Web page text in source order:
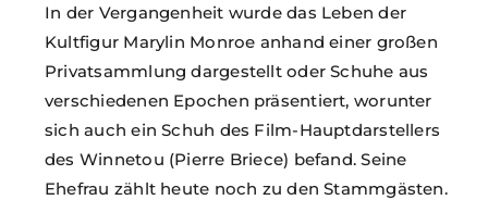
In der Vergangenheit wurde das Leben der
Kultfigur Marylin Monroe anhand einer großen
Privatsammlung dargestellt oder Schuhe aus
verschiedenen Epochen präsentiert, worunter
sich auch ein Schuh des Film-Hauptdarstellers
des Winnetou (Pierre Briece) befand. Seine
Ehefrau zählt heute noch zu den Stammgästen.